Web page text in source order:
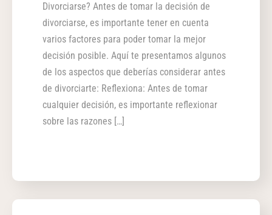
Divorciarse? Antes de tomar la decisión de
divorciarse, es importante tener en cuenta
varios factores para poder tomar la mejor
decisión posible. Aquí te presentamos algunos
de los aspectos que deberías considerar antes
de divorciarte: Reflexiona: Antes de tomar
cualquier decisión, es importante reflexionar
sobre las razones […]